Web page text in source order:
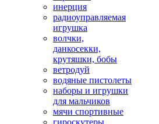
инерция
радиоуправляемая
игрушка
волчки,
данкосекки,
крутяшки, бобы
ветродуй
водяные пистолеты
наборы и игрушки
для мальчиков
мячи спортивные
гироскутеры